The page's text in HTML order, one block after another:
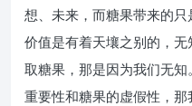
想、未来，而糖果带来的
价值是有着天壤之别的，
取糖果，那是因为我们无
重要性和糖果的虚假性，